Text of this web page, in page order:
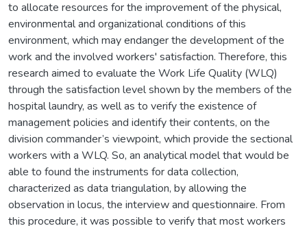
to allocate resources for the improvement of the physical,
environmental and organizational conditions of this
environment, which may endanger the development of the
work and the involved workers' satisfaction. Therefore, this
research aimed to evaluate the Work Life Quality (WLQ)
through the satisfaction level shown by the members of the
hospital laundry, as well as to verify the existence of
management policies and identify their contents, on the
division commander’s viewpoint, which provide the sectional
workers with a WLQ. So, an analytical model that would be
able to found the instruments for data collection,
characterized as data triangulation, by allowing the
observation in locus, the interview and questionnaire. From
this procedure, it was possible to verify that most workers